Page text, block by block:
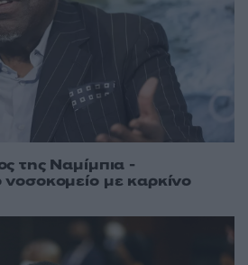
της Ναμίμπια -
με καρκίνο